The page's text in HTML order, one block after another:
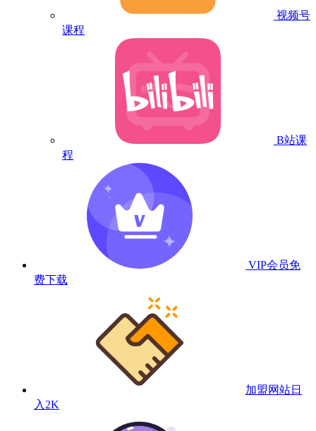
视频号
课程
B站课
程
VIP会员免
费下载
加盟网站日
入2K